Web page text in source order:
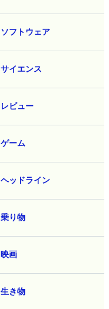
ソフトウェア
サイエンス
レビュー
ゲーム
ヘッドライン
乗り物
映画
生き物